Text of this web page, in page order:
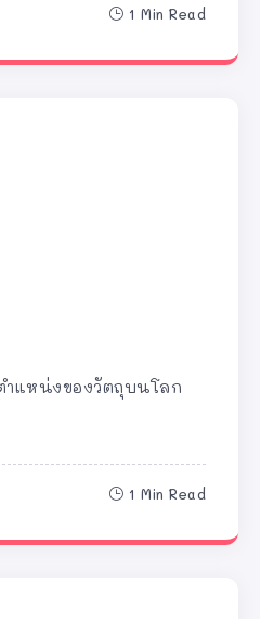
1 Min Read
ำแหน่งของวัตถุบนโลก
1 Min Read